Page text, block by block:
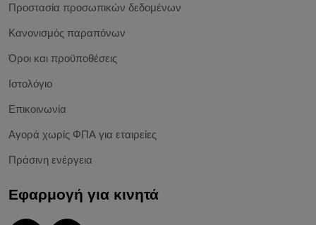
Προστασία προσωπικών δεδομένων
Κανονισμός παραπόνων
Όροι και προϋποθέσεις
Ιστολόγιο
Επικοινωνία
Αγορά χωρίς ΦΠΑ για εταιρείες
Πράσινη ενέργεια
Εφαρμογή για κινητά